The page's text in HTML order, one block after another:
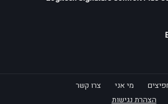
מי אני
צרו קשר
הצהרת נגישות